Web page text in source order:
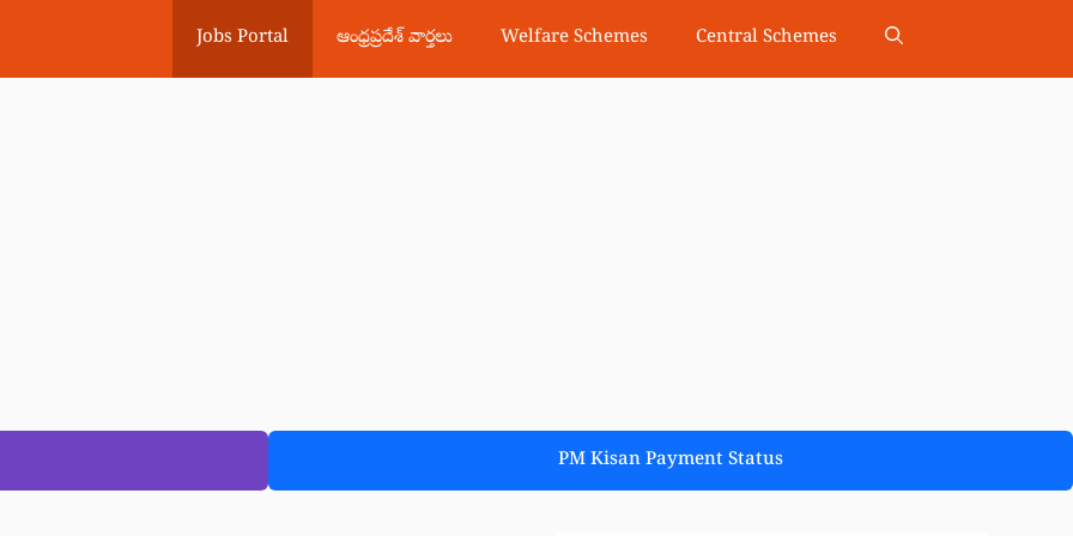
Jobs Portal ఆంధ్రప్రదేశ్ వార్తలు Welfare Schemes Central Schemes
PM Kisan Payment Status